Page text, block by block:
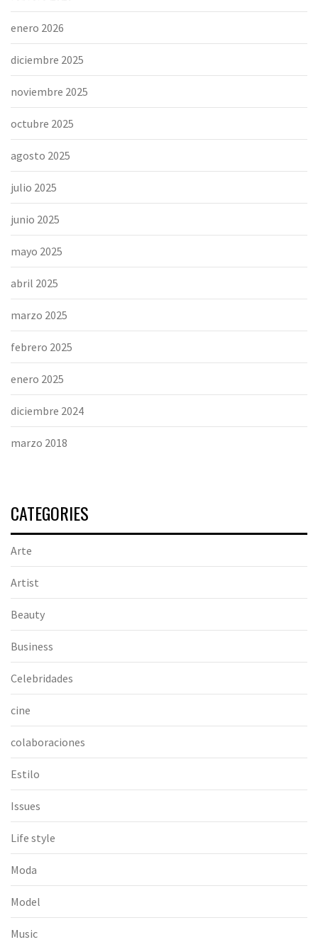
enero 2026
diciembre 2025
noviembre 2025
octubre 2025
agosto 2025
julio 2025
junio 2025
mayo 2025
abril 2025
marzo 2025
febrero 2025
enero 2025
diciembre 2024
marzo 2018
CATEGORIES
Arte
Artist
Beauty
Business
Celebridades
cine
colaboraciones
Estilo
Issues
Life style
Moda
Model
Music